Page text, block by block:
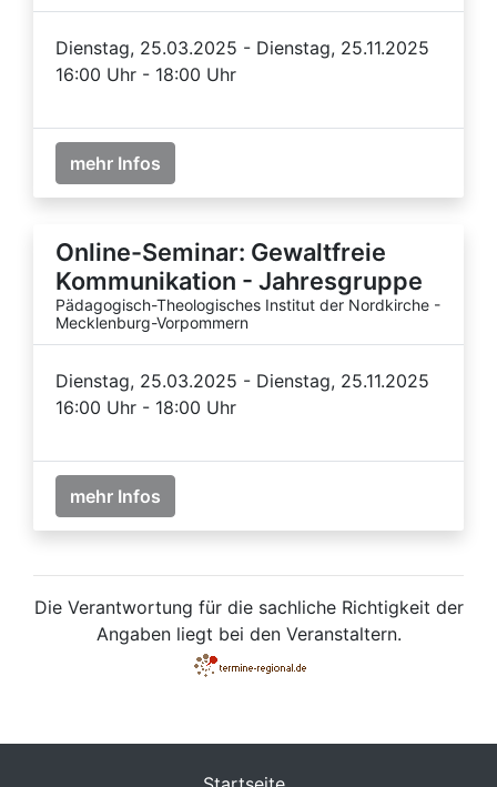
Dienstag, 25.03.2025 - Dienstag, 25.11.2025
16:00 Uhr - 18:00 Uhr
mehr Infos
Online-Seminar: Gewaltfreie
Kommunikation - Jahresgruppe
Pädagogisch-Theologisches Institut der Nordkirche -
Mecklenburg-Vorpommern
Dienstag, 25.03.2025 - Dienstag, 25.11.2025
16:00 Uhr - 18:00 Uhr
mehr Infos
Die Verantwortung für die sachliche Richtigkeit der
Angaben liegt bei den Veranstaltern.